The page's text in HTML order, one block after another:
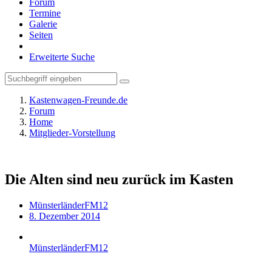
Forum
Termine
Galerie
Seiten
Erweiterte Suche
Kastenwagen-Freunde.de
Forum
Home
Mitglieder-Vorstellung
Die Alten sind neu zurück im Kasten
MünsterländerFM12
8. Dezember 2014
MünsterländerFM12